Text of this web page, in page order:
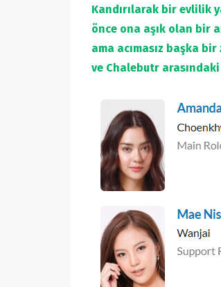
Kandırılarak bir evlilik
önce ona aşık olan bir
ama acımasız başka
ve Chalebutr